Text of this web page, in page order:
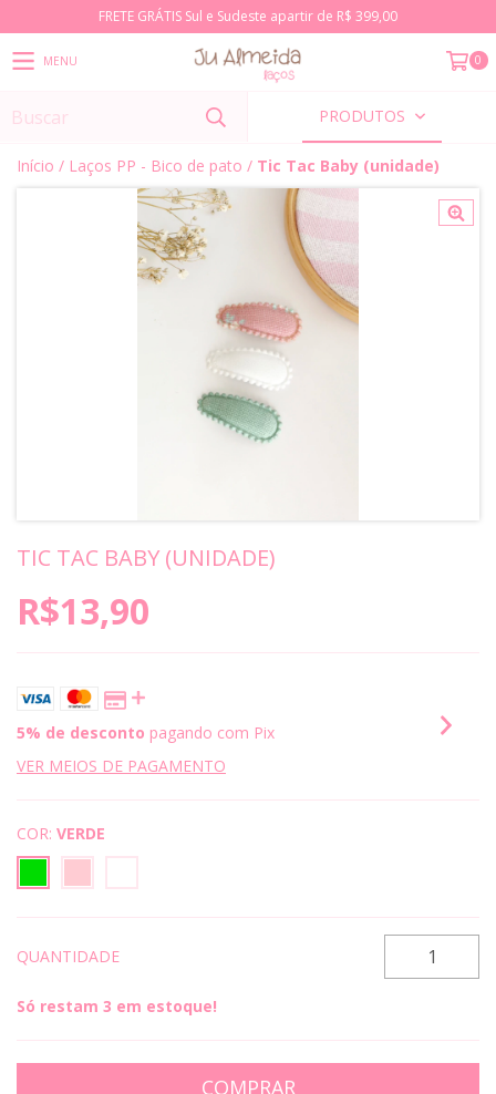
FRETE GRÁTIS Sul e Sudeste apartir de R$ 399,00
MENU 0
PRODUTOS
Início / Laços PP - Bico de pato / Tic Tac Baby (unidade)
TIC TAC BABY (UNIDADE)
R$13,90
5% de desconto pagando com Pix
VER MEIOS DE PAGAMENTO
COR: VERDE
QUANTIDADE
Só restam 3 em estoque!